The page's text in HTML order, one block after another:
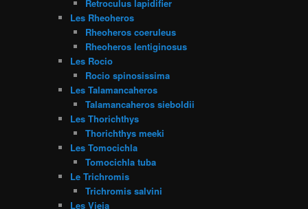
Retroculus lapidifier
Les Rheoheros
Rheoheros coeruleus
Rheoheros lentiginosus
Les Rocio
Rocio spinosissima
Les Talamancaheros
Talamancaheros sieboldii
Les Thorichthys
Thorichthys meeki
Les Tomocichla
Tomocichla tuba
Le Trichromis
Trichromis salvini
Les Vieja